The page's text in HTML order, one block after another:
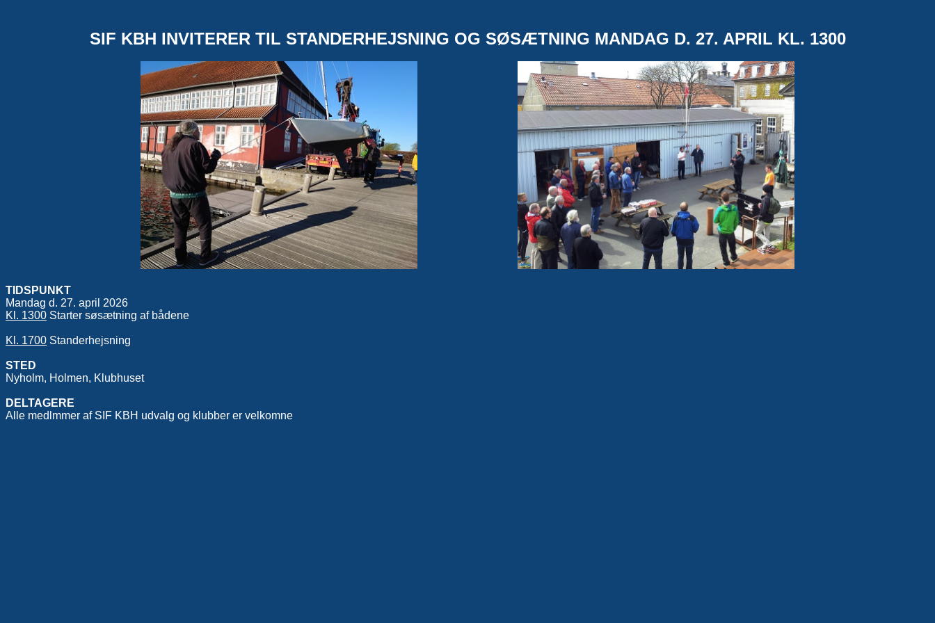
SIF KBH INVITERER TIL STANDERHEJSNING OG SØSÆTNING MANDAG D. 27. APRIL KL. 1300
TIDSPUNKT
Mandag d. 27. april 2026
Kl. 1300 Starter søsætning af bådene
Kl. 1700 Standerhejsning
STED
Nyholm, Holmen, Klubhuset
DELTAGERE
Alle medlmmer af SIF KBH udvalg og klubber er velkomne